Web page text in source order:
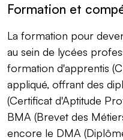
Formation et
La formation pour
au sein de lycées
formation d'apprentis
appliqué, offrant des
(Certificat d'Aptitude
BMA (Brevet des
encore le DMA